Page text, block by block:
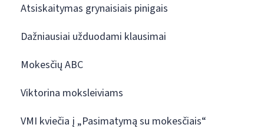
Atsiskaitymas grynaisiais pinigais
Dažniausiai užduodami klausimai
Mokesčių ABC
Viktorina moksleiviams
VMI kviečia į „Pasimatymą su mokesčiais“